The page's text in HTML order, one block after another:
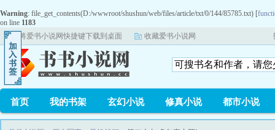
Warning: file_get_contents(D:/wwwroot/shushun/web/files/article/txt/0/144/85785.txt) [
on line 1183
将爱书小说网快捷键下载到桌面
收藏爱书小说网
首页 我的书架 玄幻小说 修真小说 都市小说